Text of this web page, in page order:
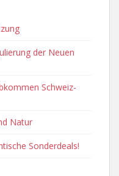
der Neuen
Schweiz-
Natur
Sonderdeals!